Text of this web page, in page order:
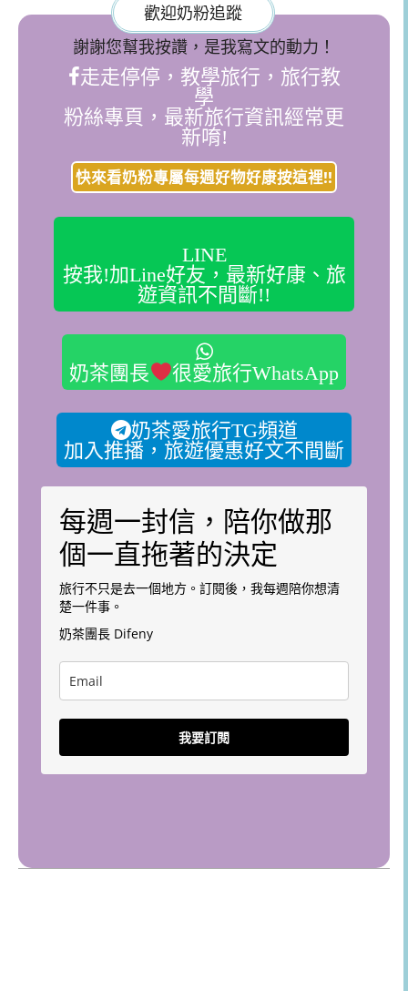
歡迎奶粉追蹤
謝謝您幫我按讚，是我寫文的動力！
走走停停，教學旅行，旅行教
學
粉絲專頁，最新旅行資訊經常更
新唷!
快來看奶粉專屬每週好物好康按這裡!!
LINE
按我!加Line好友，最新好康、旅
遊資訊不間斷!!
奶茶團長 很愛旅行WhatsApp
奶茶愛旅行TG頻道
加入推播，旅遊優惠好文不間斷
每週一封信，陪你做那
個一直拖著的決定
旅行不只是去一個地方。訂閱後，我每週陪你想清
楚一件事。
奶茶團長 Difeny
我要訂閱